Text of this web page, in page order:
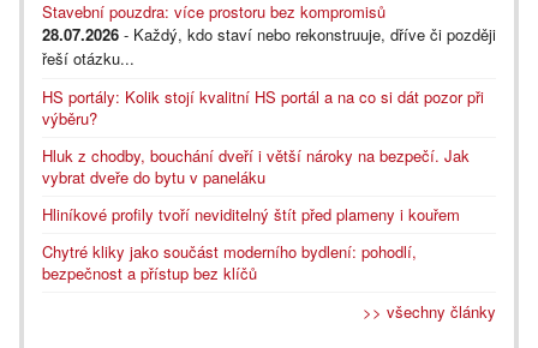
Stavební pouzdra: více prostoru bez kompromisů
28.07.2026 - Každý, kdo staví nebo rekonstruuje, dříve či později
řeší otázku...
HS portály: Kolik stojí kvalitní HS portál a na co si dát pozor při
výběru?
Hluk z chodby, bouchání dveří i větší nároky na bezpečí. Jak
vybrat dveře do bytu v paneláku
Hliníkové profily tvoří neviditelný štít před plameny i kouřem
Chytré kliky jako součást moderního bydlení: pohodlí,
bezpečnost a přístup bez klíčů
>> všechny články